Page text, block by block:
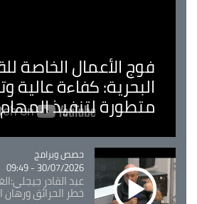
الخاصة للقوات
كفاءة عالية وتجهيزات
لتنفيذ المهام المعقدة
Catégorie
حصص وبرامج
30/07/2026 - 09:49
عبد القادر جيجلي:الغابات الجزائرية بين
خطر الحرائق ورهان التشجير الذكي